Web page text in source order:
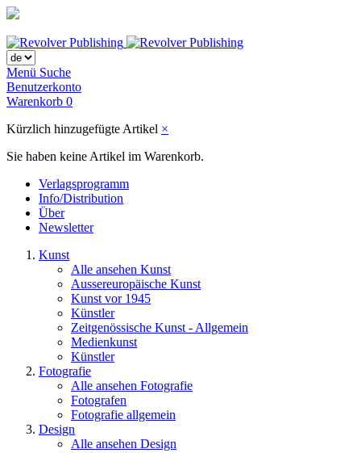
Menü Suche
Benutzerkonto
Warenkorb 0
Kürzlich hinzugefügte Artikel ×
Sie haben keine Artikel im Warenkorb.
Verlagsprogramm
Info/Distribution
Über
Newsletter
Kunst
Alle ansehen Kunst
Aussereuropäische Kunst
Kunst vor 1945
Künstler
Zeitgenössische Kunst - Allgemein
Medienkunst
Künstler
Fotografie
Alle ansehen Fotografie
Fotografen
Fotografie allgemein
Design
Alle ansehen Design